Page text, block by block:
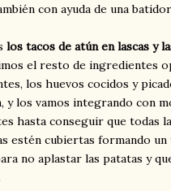
con ayuda de una
los tacos de atún en lascas y
el resto de ingredientes
los huevos cocidos y
y los vamos integrando con
hasta conseguir que todas
estén cubiertas formando un
no aplastar las patatas y